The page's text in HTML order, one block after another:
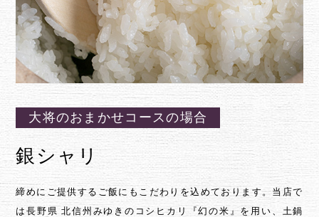
大将のおまかせコースの場合
銀シャリ
締めにご提供するご飯にもこだわりを込めております。当店で
は長野県 北信州みゆきのコシヒカリ『幻の米』を用い、土鍋